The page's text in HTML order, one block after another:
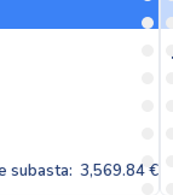
€
MARCO